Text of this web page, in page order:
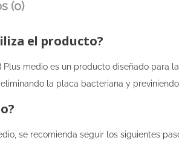
(0)
el producto?
medio es un producto diseñado
la placa bacteriana y
se recomienda seguir los siguientes